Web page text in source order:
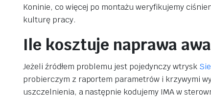
Koninie, co więcej po montażu weryfikujemy
kulturę pracy.
Ile kosztuje naprawa
Jeżeli źródłem problemu jest pojedynczy wtrysk
probierczym z raportem parametrów i krzywymi
uszczelnienia, a następnie kodujemy IMA w